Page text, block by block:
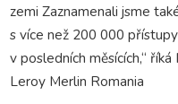
zemi Zaznamenali jsme
s více než 200 000
v posledních měsících,“
Leroy Merlin Romania